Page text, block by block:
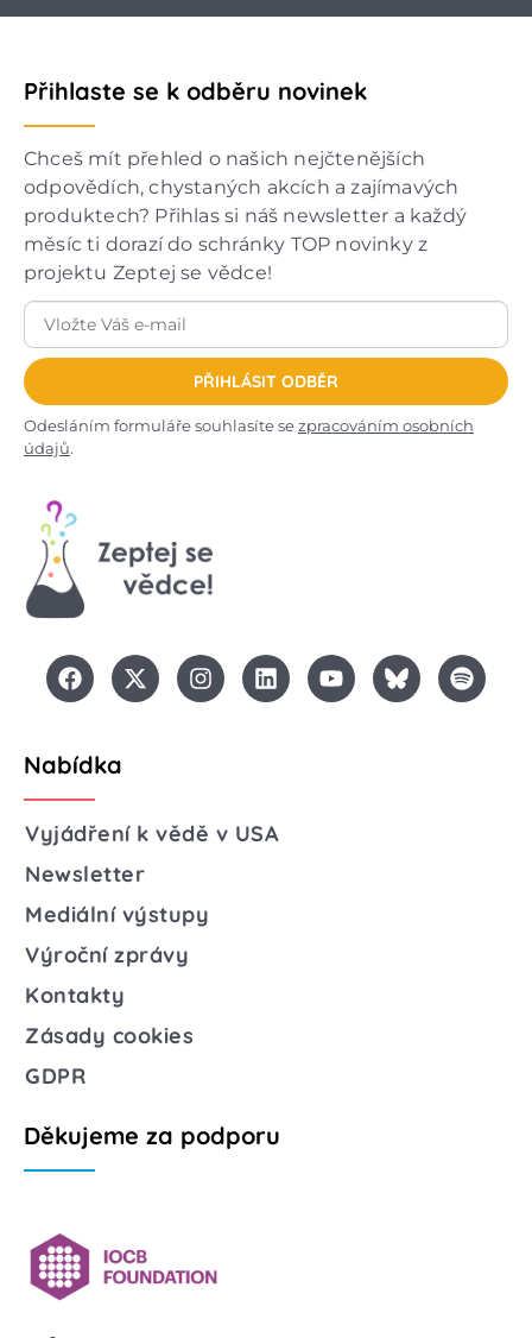
Přihlaste se k odběru novinek
Chceš mít přehled o našich nejčtenějších
odpovědích, chystaných akcích a zajímavých
produktech? Přihlas si náš newsletter a každý
měsíc ti dorazí do schránky TOP novinky z
projektu Zeptej se vědce!
PŘIHLÁSIT ODBĚR
Odesláním formuláře souhlasíte sezpracováním osobních
údajů.
Nabídka
Vyjádření k vědě v USA
Newsletter
Mediální výstupy
Výroční zprávy
Kontakty
Zásady cookies
GDPR
Děkujeme za podporu